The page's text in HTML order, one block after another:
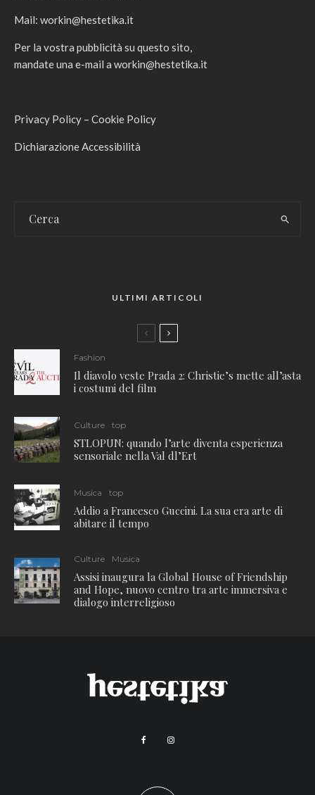
Mail: workin@hestetika.it
Per la vostra pubblicità su questo sito,
mandate una e-mail a workin@hestetika.it
Privacy Policy – Cookie Policy
Dichiarazione Accessibilità
ULTIMI ARTICOLI
Fashion
Il diavolo veste Prada 2: Christie’s mette all’asta
i costumi del film
Culture top
STLOPUN: quando l’arte diventa esperienza
sensoriale nella Val dl’Ert
Musica top
Addio a Francesco Guccini. La sua era arte di
abitare il tempo
Culture Musica
Assisi inaugura la Global House of Friendship
and Hope, nuovo centro tra arte immersiva e
dialogo interreligioso